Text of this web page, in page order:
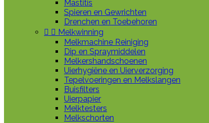
Mastitis
Spieren en Gewrichten
Drenchen en Toebehoren
  Melkwinning
Melkmachine Reiniging
Dip en Spraymiddelen
Melkershandschoenen
Uierhygiëne en Uierverzorging
Tepelvoeringen en Melkslangen
Buisfilters
Uierpapier
Melktesters
Melkschorten